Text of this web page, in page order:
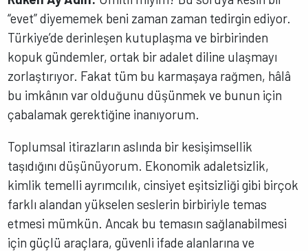
“evet” diyememek beni zaman zaman tedirgin ediyor.
Türkiye’de derinleşen kutuplaşma ve birbirinden
kopuk gündemler, ortak bir adalet diline ulaşmayı
zorlaştırıyor. Fakat tüm bu karmaşaya rağmen, hâlâ
bu imkânın var olduğunu düşünmek ve bunun için
çabalamak gerektiğine inanıyorum.
Toplumsal itirazların aslında bir kesişimsellik
taşıdığını düşünüyorum. Ekonomik adaletsizlik,
kimlik temelli ayrımcılık, cinsiyet eşitsizliği gibi birçok
farklı alandan yükselen seslerin birbiriyle temas
etmesi mümkün. Ancak bu temasın sağlanabilmesi
için güçlü araçlara, güvenli ifade alanlarına ve